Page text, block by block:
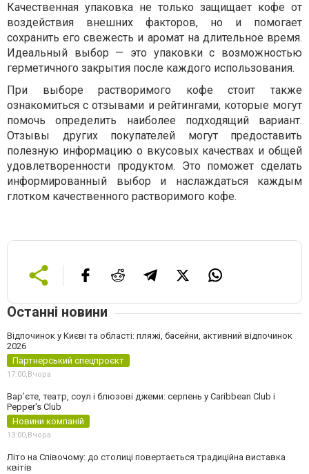
Качественная упаковка не только защищает кофе от
воздействия внешних факторов, но и помогает
сохранить его свежесть и аромат на длительное время.
Идеальный выбор — это упаковки с возможностью
герметичного закрытия после каждого использования.
При выборе растворимого кофе стоит также
ознакомиться с отзывами и рейтингами, которые могут
помочь определить наиболее подходящий вариант.
Отзывы других покупателей могут предоставить
полезную информацию о вкусовых качествах и общей
удовлетворенности продуктом. Это поможет сделать
информированный выбор и наслаждаться каждым
глотком качественного растворимого кофе.
Останні новини
Відпочинок у Києві та області: пляжі, басейни, активний відпочинок
2026
Партнерський спецпроєкт
17:00, Вчора
Вар’єте, театр, соул і блюзові джеми: серпень у Caribbean Club і
Pepper's Club
Новини компаній
13:00, Вчора
Літо на Співочому: до столиці повертається традиційна виставка
квітів